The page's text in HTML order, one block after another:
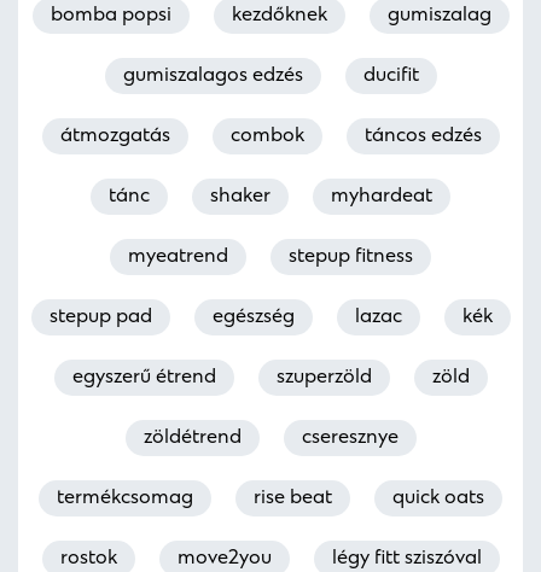
bomba popsi kezdőknek gumiszalag
gumiszalagos edzés ducifit
átmozgatás combok táncos edzés
tánc shaker myhardeat
myeatrend stepup fitness
stepup pad egészség lazac kék
egyszerű étrend szuperzöld zöld
zöldétrend cseresznye
termékcsomag rise beat quick oats
rostok move2you légy fitt sziszóval